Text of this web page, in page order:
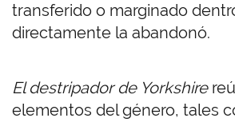
transferido o marginado
directamente la abandonó.
El destripador de Yorkshire
elementos del género, tales